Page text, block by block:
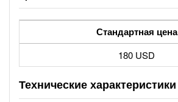
Стандартная цена
180 USD
Технические характеристики